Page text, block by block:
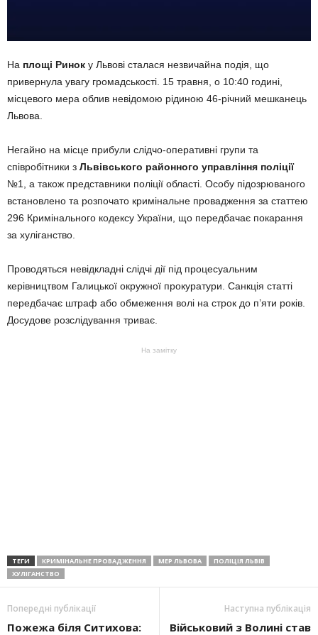
На площі Ринок у Львові сталася незвичайна подія, що
привернула увагу громадськості. 15 травня, о 10:40 годині,
місцевого мера облив невідомою рідиною 46-річний мешканець
Львова.
Негайно на місце прибули слідчо-оперативні групи та
співробітники з Львівського районного управління поліції
№1, а також представники поліції області. Особу підозрюваного
встановлено та розпочато кримінальне провадження за статтею
296 Кримінального кодексу України, що передбачає покарання
за хуліганство.
Проводяться невідкладні слідчі дії під процесуальним
керівництвом Галицької окружної прокуратури. Санкція статті
передбачає штраф або обмеження волі на строк до п’яти років.
Досудове розслідування триває.
На замітку
ТЕГИ КРИМІНАЛЬНЕ ПРОВАДЖЕННЯ МЕР ЛЬВОВА
ПОЛІЦІЯ ЛЬВІВ
ХУЛІГАНСТВО
Попередні публікації
Пожежа біля Ситихова:
Наступна публікація
Військовий з Волині став